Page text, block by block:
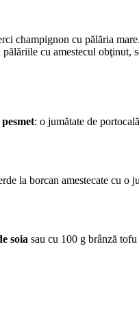
champignon cu pălăria
cu amestecul
: o jumătate de
la borcan amestecate cu
soia sau cu 100 g brânză